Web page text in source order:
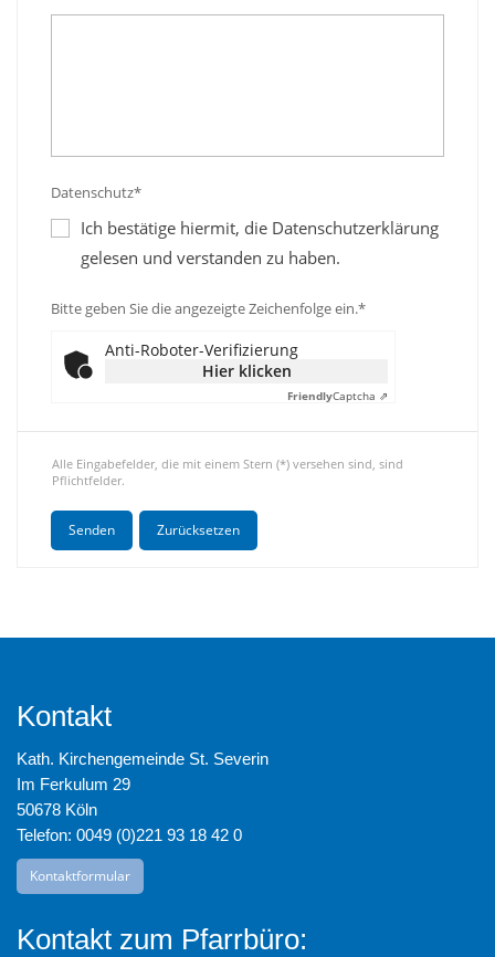
Datenschutz*
Ich bestätige hiermit, die Datenschutzerklärung
gelesen und verstanden zu haben.
Bitte geben Sie die angezeigte Zeichenfolge ein.*
Anti-Roboter-Verifizierung
Hier klicken
FriendlyCaptcha ⇗
Alle Eingabefelder, die mit einem Stern (*) versehen sind, sind
Pflichtfelder.
Kontakt
Kath. Kirchengemeinde St. Severin
Im Ferkulum 29
50678 Köln
Telefon: 0049 (0)221 93 18 42 0
Kontaktformular
Kontakt zum Pfarrbüro: